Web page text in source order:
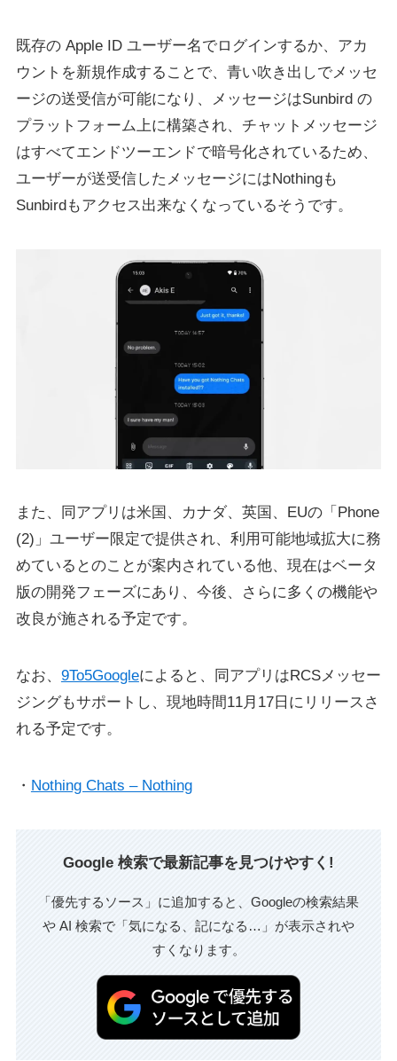
既存の Apple ID ユーザー名でログインするか、アカ
ウントを新規作成することで、青い吹き出しでメッセ
ージの送受信が可能になり、メッセージはSunbird の
プラットフォーム上に構築され、チャットメッセージ
はすべてエンドツーエンドで暗号化されているため、
ユーザーが送受信したメッセージにはNothingも
Sunbirdもアクセス出来なくなっているそうです。
また、同アプリは米国、カナダ、英国、EUの「Phone
(2)」ユーザー限定で提供され、利用可能地域拡大に務
めているとのことが案内されている他、現在はベータ
版の開発フェーズにあり、今後、さらに多くの機能や
改良が施される予定です。
なお、 9To5Googleによると、同アプリはRCSメッセー
ジングもサポートし、現地時間11月17日にリリースさ
れる予定です。
・ Nothing Chats – Nothing
Google 検索で最新記事を見つけやすく!
「優先するソース」に追加すると、Googleの検索結果
や AI 検索で「気になる、記になる…」が表示されや
すくなります。